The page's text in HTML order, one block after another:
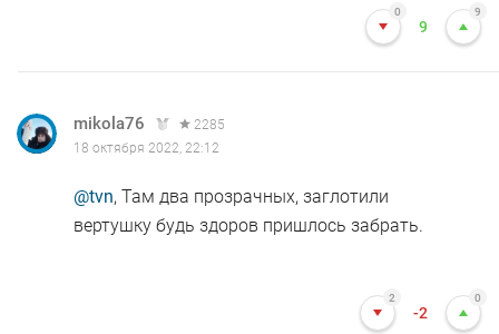
0
9
9
mikola76
2285
18 октября 2022, 22:12
@tvn, Там два прозрачных, заглотили
вертушку будь здоров пришлось забрать.
2
-2
0